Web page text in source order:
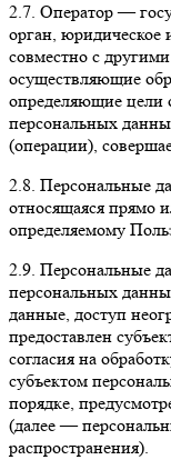
2.7. Оператор —
орган, юридическое
совместно с
осуществляющие
определяющие цели
персональных
(операции),
2.8. Персональные
относящаяся прямо
определяемому
2.9. Персональные
персональных
данные, доступ
предоставлен
согласия на
субъектом
порядке,
(далее —
распространения).